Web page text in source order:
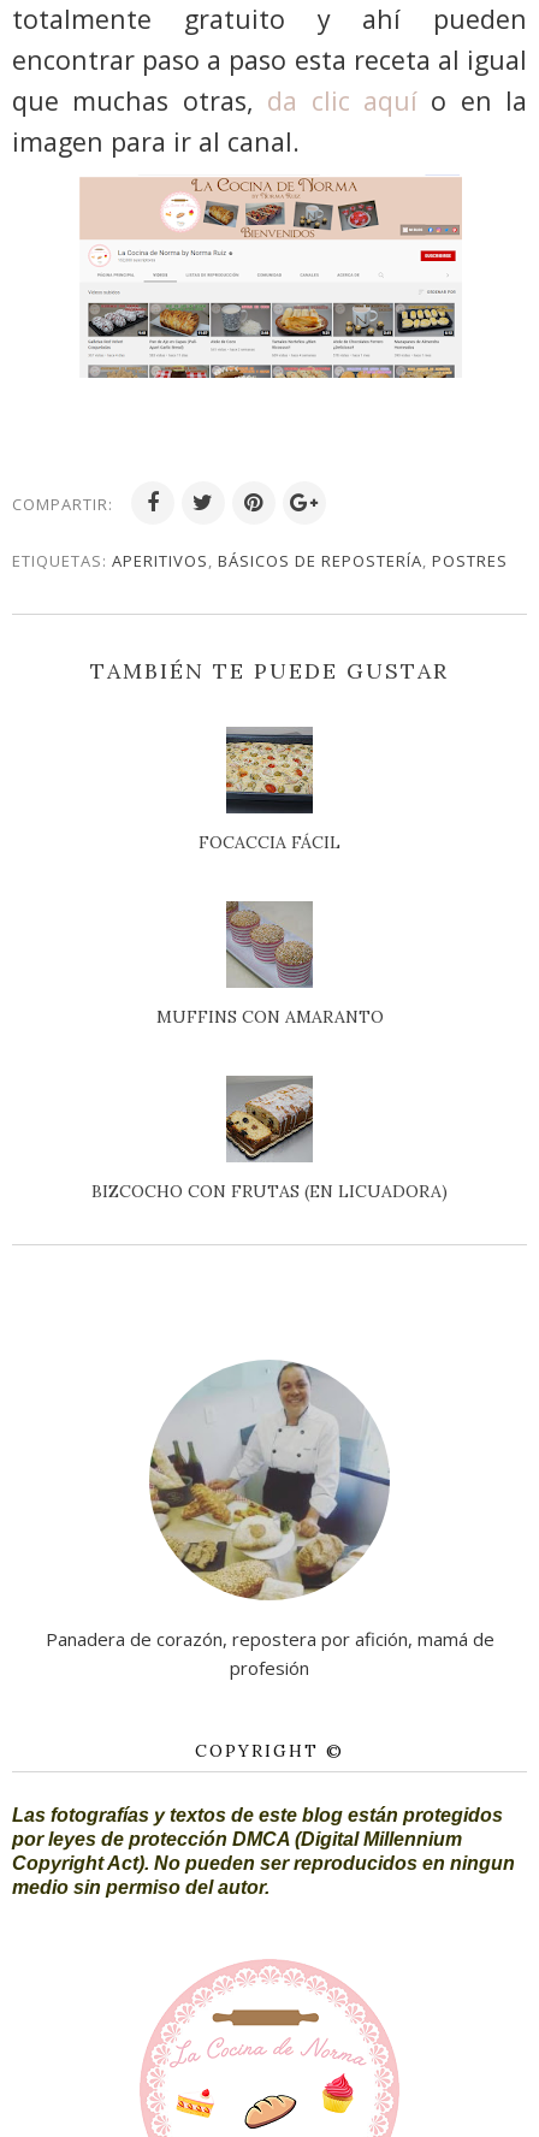
totalmente gratuito y ahí pueden
encontrar paso a paso esta receta al igual
que muchas otras, da clic aquí o en la
imagen para ir al canal.
COMPARTIR:
ETIQUETAS: APERITIVOS, BÁSICOS DE REPOSTERÍA, POSTRES
TAMBIÉN TE PUEDE GUSTAR
FOCACCIA FÁCIL
MUFFINS CON AMARANTO
BIZCOCHO CON FRUTAS (EN LICUADORA)
Panadera de corazón, repostera por afición, mamá de
profesión
COPYRIGHT ©
Las fotografías y textos de este blog están protegidos
por leyes de protección DMCA (Digital Millennium
Copyright Act). No pueden ser reproducidos en ningun
medio sin permiso del autor.